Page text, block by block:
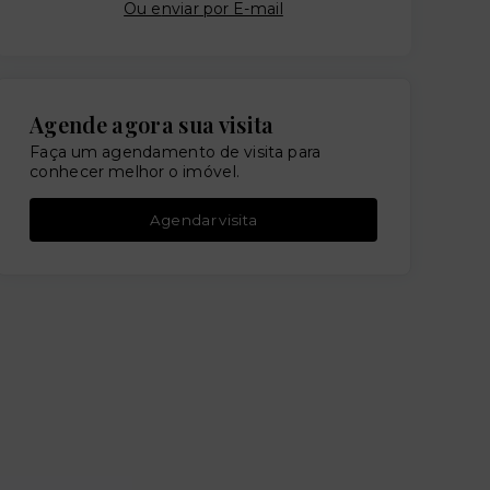
Ou enviar por E-mail
Agende agora sua visita
Faça um agendamento de visita para
conhecer melhor o imóvel.
Agendar visita